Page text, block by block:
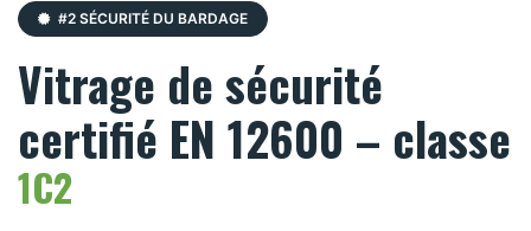
#2 SÉCURITÉ DU BARDAGE
Vitrage de sécurité
certifié EN 12600 – classe
1C2